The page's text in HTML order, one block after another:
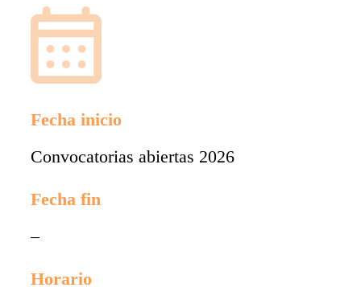
Fecha inicio
Convocatorias abiertas 2026
Fecha fin
–
Horario